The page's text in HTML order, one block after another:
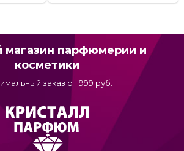
магазин парфюмерии и
косметики
заказ от 999 руб.